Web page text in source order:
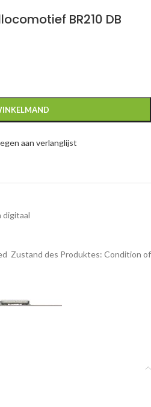
BR210 DB
aan verlanglijst
digitaal
Zustand des Produktes: Condition of